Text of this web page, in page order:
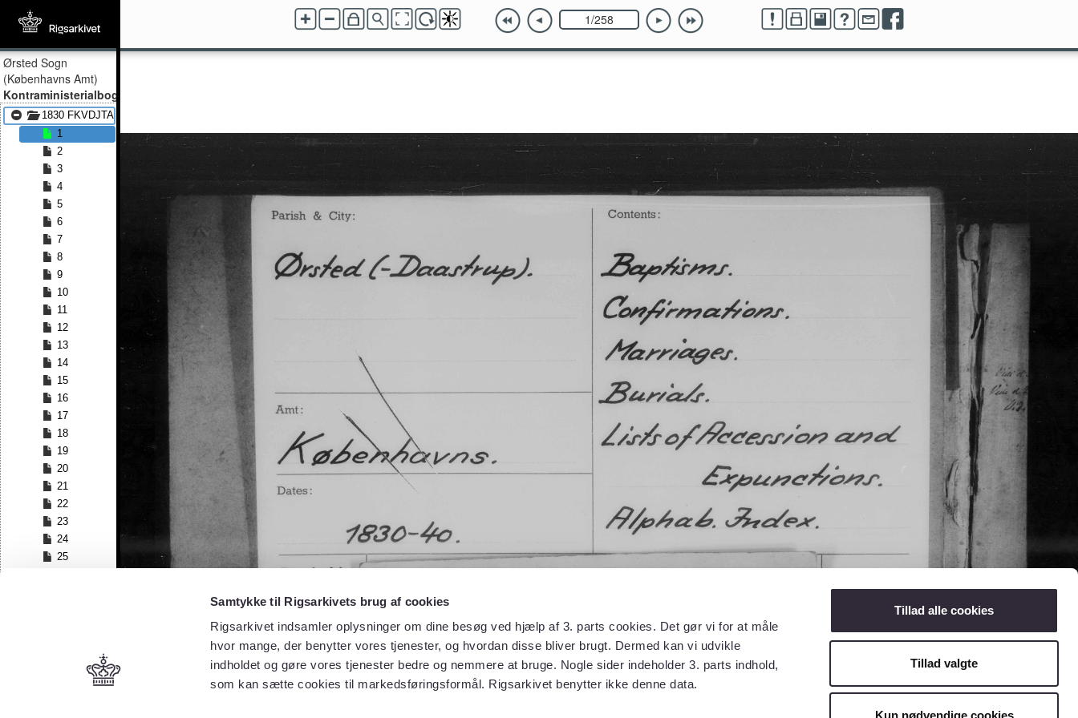
Samtykke til Rigsarkivets brug af cookies
Rigsarkivet indsamler oplysninger om dine besøg ved hjælp af 3. parts cookies. Det gør vi for at måle
hvor mange, der benytter vores tjenester, og hvordan disse bliver brugt. Dermed kan vi udvikle
indholdet og gøre vores tjenester bedre og nemmere at bruge. Nogle sider indeholder 3. parts indhold,
som kan sætte cookies til markedsføringsformål. Rigsarkivet benytter ikke denne data.
Tillad alle cookies
Tillad valgte
Kun nødvendige cookies
Ørsted Sogn
(Københavns Amt)
Kontraministerialbog
1830 FKVDJTA - 1840 FKVDJTA
1
2
3
4
5
6
7
8
9
10
11
12
13
14
15
16
17
18
19
20
21
22
23
24
25